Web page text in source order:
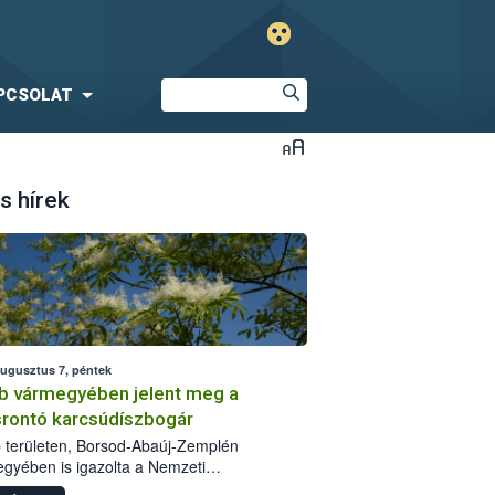
hírek
7, péntek
vármegyében jelent meg a
karcsúdíszbogár
területen, Borsod-Abaúj-Zemplén
is igazolta a Nemzeti
biztonsági Hivatal (Nébih) a